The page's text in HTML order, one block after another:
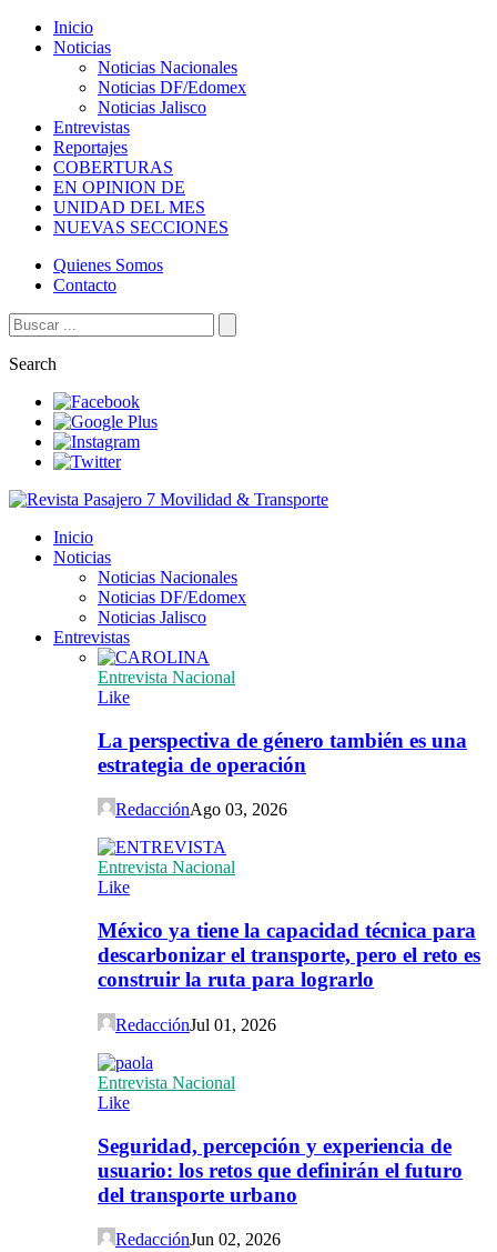
Inicio
Noticias
Noticias Nacionales
Noticias DF/Edomex
Noticias Jalisco
Entrevistas
Reportajes
COBERTURAS
EN OPINION DE
UNIDAD DEL MES
NUEVAS SECCIONES
Quienes Somos
Contacto
Search
Inicio
Noticias
Noticias Nacionales
Noticias DF/Edomex
Noticias Jalisco
Entrevistas
Entrevista Nacional
Like
La perspectiva de género también es una
estrategia de operación
RedacciónAgo 03, 2026
Entrevista Nacional
Like
México ya tiene la capacidad técnica para
descarbonizar el transporte, pero el reto es
construir la ruta para lograrlo
RedacciónJul 01, 2026
Entrevista Nacional
Like
Seguridad, percepción y experiencia de
usuario: los retos que definirán el futuro
del transporte urbano
RedacciónJun 02, 2026